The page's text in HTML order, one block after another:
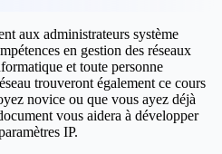
aux administrateurs système
en gestion des réseaux
et toute personne
trouveront également ce cours
novice ou que vous ayez déjà
vous aidera à développer
IP.